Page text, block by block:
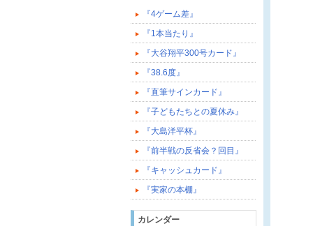
『4ゲーム差』
『1本当たり』
『大谷翔平300号カード』
『38.6度』
『直筆サインカード』
『子どもたちとの夏休み』
『大島洋平杯』
『前半戦の反省会？回目』
『キャッシュカード』
『実家の本棚』
カレンダー